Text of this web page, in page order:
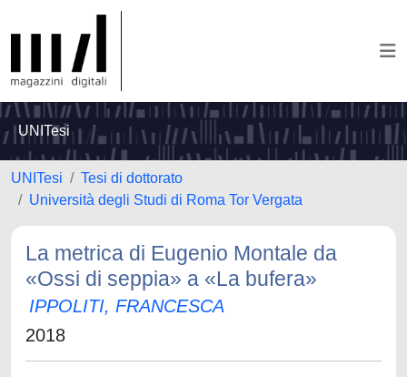
UNITesi
UNITesi
Tesi di dottorato
Università degli Studi di Roma Tor Vergata
La metrica di Eugenio Montale da
«Ossi di seppia» a «La bufera»
IPPOLITI, FRANCESCA
2018